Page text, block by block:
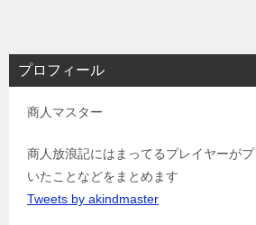
プロフィール
商人マスター
商人放浪記にはまってるプレイヤーが
いたことなどをまとめます
Tweets by akindmaster